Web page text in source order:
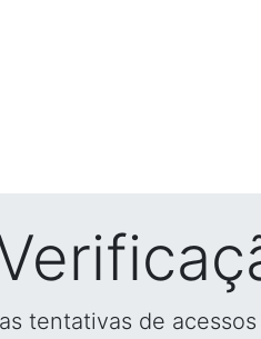
tentativas de